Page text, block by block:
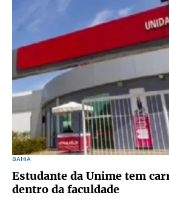
BAHIA
Estudante da Unime tem
dentro da faculdade